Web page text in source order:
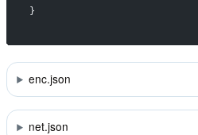
}
enc.json
net.json